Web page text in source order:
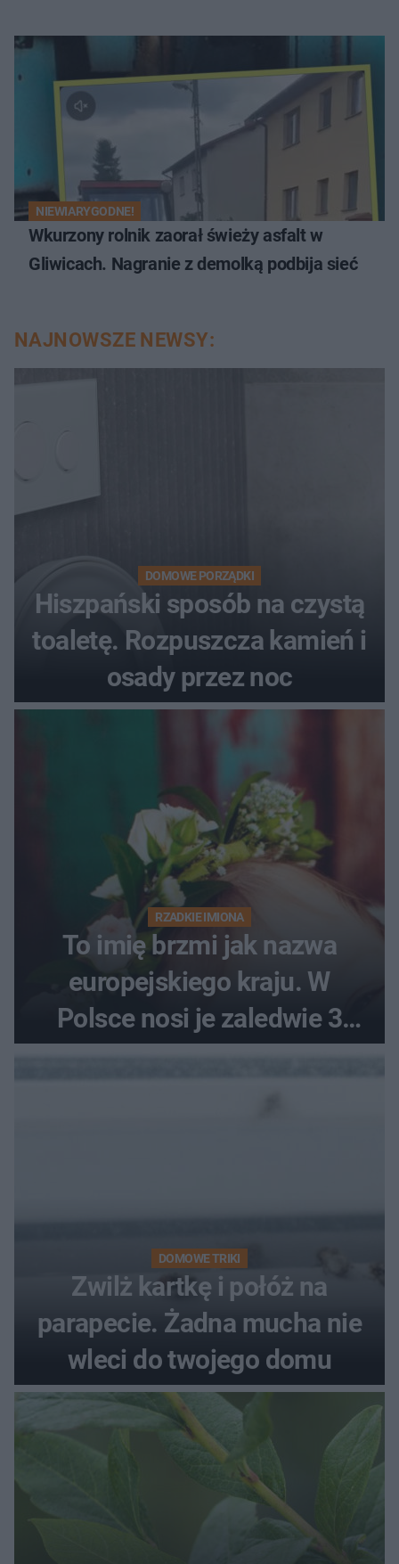
NIEWIARYGODNE!
Wkurzony rolnik zaorał świeży asfalt w
Gliwicach. Nagranie z demolką podbija sieć
NAJNOWSZE NEWSY:
DOMOWE PORZĄDKI
Hiszpański sposób na czystą
toaletę. Rozpuszcza kamień i
osady przez noc
RZADKIE IMIONA
To imię brzmi jak nazwa
europejskiego kraju. W
Polsce nosi je zaledwie 3
kobiety
DOMOWE TRIKI
Zwilż kartkę i połóż na
parapecie. Żadna mucha nie
wleci do twojego domu